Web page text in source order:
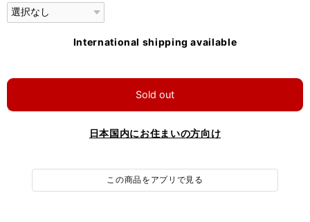
International shipping available
Sold out
日本国内にお住まいの方向け
この商品をアプリで見る